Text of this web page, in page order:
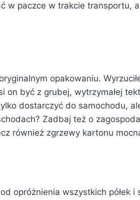
w paczce w trakcie transportu,
opakowaniu.
być z grubej, wytrzymałej
dostarczyć do samochodu,
Zadbaj też o
również zgrzewy kartonu
opróżnienia wszystkich półek